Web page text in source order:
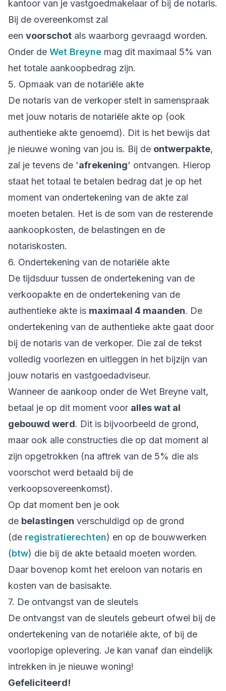
kantoor van je vastgoedmakelaar of bij de notaris.
Bij de overeenkomst zal
een voorschot als waarborg gevraagd worden.
Onder de Wet Breyne mag dit maximaal 5% van
het totale aankoopbedrag zijn.
5. Opmaak van de notariële akte
De notaris van de verkoper stelt in samenspraak
met jouw notaris de notariële akte op (ook
authentieke akte genoemd). Dit is het bewijs dat
je nieuwe woning van jou is. Bij de ontwerpakte,
zal je tevens de 'afrekening' ontvangen. Hierop
staat het totaal te betalen bedrag dat je op het
moment van ondertekening van de akte zal
moeten betalen. Het is de som van de resterende
aankoopkosten, de belastingen en de
notariskosten.
6. Ondertekening van de notariële akte
De tijdsduur tussen de ondertekening van de
verkoopakte en de ondertekening van de
authentieke akte is maximaal 4 maanden. De
ondertekening van de authentieke akte gaat door
bij de notaris van de verkoper. Die zal de tekst
volledig voorlezen en uitleggen in het bijzijn van
jouw notaris en vastgoedadviseur.
Wanneer de aankoop onder de Wet Breyne valt,
betaal je op dit moment voor alles wat al
gebouwd werd. Dit is bijvoorbeeld de grond,
maar ook alle constructies die op dat moment al
zijn opgetrokken (na aftrek van de 5% die als
voorschot werd betaald bij de
verkoopsovereenkomst).
Op dat moment ben je ook
de belastingen verschuldigd op de grond
(de registratierechten) en op de bouwwerken
(btw) die bij de akte betaald moeten worden.
Daar bovenop komt het ereloon van notaris en
kosten van de basisakte.
7. De ontvangst van de sleutels
De ontvangst van de sleutels gebeurt ofwel bij de
ondertekening van de notariële akte, of bij de
voorlopige oplevering. Je kan vanaf dan eindelijk
intrekken in je nieuwe woning!
Gefeliciteerd!